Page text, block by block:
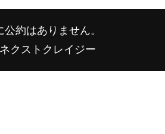
公約はありません。
クストクレイジー